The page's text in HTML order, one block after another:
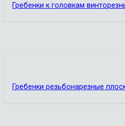
Гребенки к головкам
Гребенки резьбонарезные